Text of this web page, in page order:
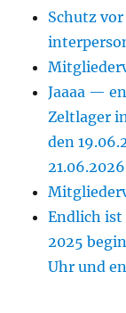
Schutz
Jaaaa —
Zeltlager
den
Endlich ist
2025
Uhr und